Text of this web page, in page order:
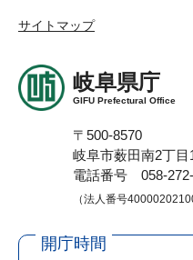
サイトマップ
岐阜県庁
GIFU Prefectural Office
〒500-8570
岐阜市薮田南2丁目
電話番号 058-272-
（法人番号
開庁時間